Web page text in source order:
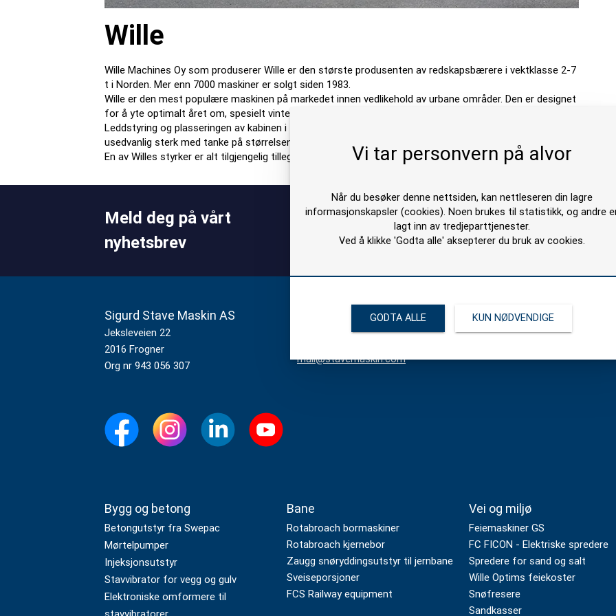
Wille
Wille Machines Oy som produserer Wille er den største produsenten av redskapsbærere i vektklasse 2-7
t i Norden. Mer enn 7000 maskiner er solgt siden 1983.
Wille er den mest populære maskinen på markedet innen vedlikehold av urbane områder. Den er designet
for å yte optimalt året om, spesielt vinteren når vedlikeholdet er som mest krevende.
Leddstyring og plasseringen av kabinen i frontrammen gir føreren de beste arbeidsforhold. Wille er
usedvanlig sterk med tanke på størrelsen.
En av Willes styrker er alt tilgjengelig tilleggsutstyr.
Meld deg på vårt
nyhetsbrev
Sigurd Stave Maskin AS
Jeksleveien 22
2016 Frogner
Org nr 943 056 307
mail@stavemaskin.com
Åpningstider/
08:00 - 15:30 (Hverdager)
Bygg og betong
Betongutstyr fra Swepac
Mørtelpumper
Injeksjonsutstyr
Stavvibrator for vegg og gulv
Elektroniske omformere til
Bane
Rotabroach bormaskiner
Rotabroach kjernebor
Zaugg snøryddingsutstyr til jernbane
Sveiseporsjoner
FCS Railway equipment
Vei og miljø
Feiemaskiner GS
FC FICON - Elektriske spredere
Spredere for sand og salt
Wille Optims feiekoster
Snøfresere
Sandkasser
Vi tar personvern på alvor
Når du besøker denne nettsiden, kan nettleseren din lagre
informasjonskapsler (cookies). Noen brukes til statistikk, og andre
lagt inn av tredjeparttjenester.
Ved å klikke 'Godta alle' aksepterer du bruk av cookies.
GODTA ALLE KUN NØDVENDIGE